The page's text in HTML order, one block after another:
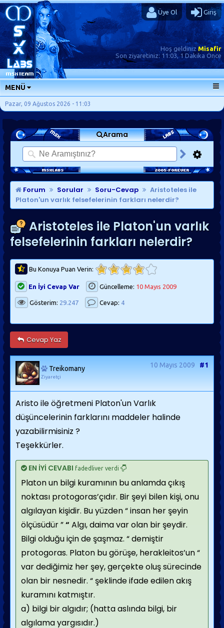
Üye Ol Giriş
Hoş geldinizMisafir
Son ziyaretiniz: 11:03, 1 Dakika Önce
MENÜ
ANA SAYFA
FORUMLAR
SORU-CEVAP
GÜNLÜKLER
SON MESAJLAR
KISAYOLLAR
Pazar, 09 Ağustos 2026 - 11:03
Arama
Forum Sorular Soru-Cevap
Aristoteles ile
Platon'un varlık felsefelerinin farkları nelerdir?
Aristoteles ile Platon'un varlık
felsefelerinin farkları nelerdir?
Bu Konuya Puan Verin:
En İyi Cevap Var Güncelleme: 10 Mayıs 2009
Gösterim: 29.247 Cevap: 4
Cevap Yaz
Treikomany
Ziyaretçi
10 Mayıs 2009 #1
Aristo ile öğretmeni Platon'un Varlık
düşüncelerinin farklarını maddeler halinde
yazabilirmisiniz ?
Teşekkürler.
EN İYİ CEVABI fadedliver verdi
Platon un bilgi kuramının bu anlamda çıkış
noktası protogoras’çıdır. Bir şeyi bilen kişi, onu
algılayan kişidir. Bu yüzden “ insan her şeyin
ölçüsüdür ”“ Algı, daima var olan bir şeydir.
Bilgi olduğu için de şaşmaz. “ demiştir
protogoras. Platon bu görüşe, herakleitos’un “
var dediğimiz her şey, gerçekte oluş sürecinde
olan bir nesnedir. “ şeklinde ifade edilen akış
kuramını katmıştır.
a) bilgi bir algıdır; (hatta aslında bilgi, bir
algılama yargısıdır.)